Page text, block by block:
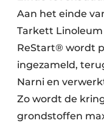
Aan het einde
Tarkett Linoleum
ReStart® wordt
ingezameld,
Narni en
Zo wordt de
grondstoffen